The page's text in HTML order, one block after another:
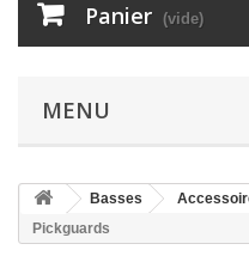
Panier (vide)
MENU
Basses
Pickguards